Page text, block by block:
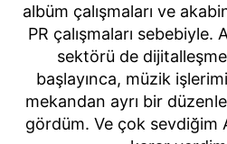
albüm çalışmaları ve
PR çalışmaları
sektörü de
başlayınca, müzik
mekandan ayrı bir
gördüm. Ve çok sevdiğim